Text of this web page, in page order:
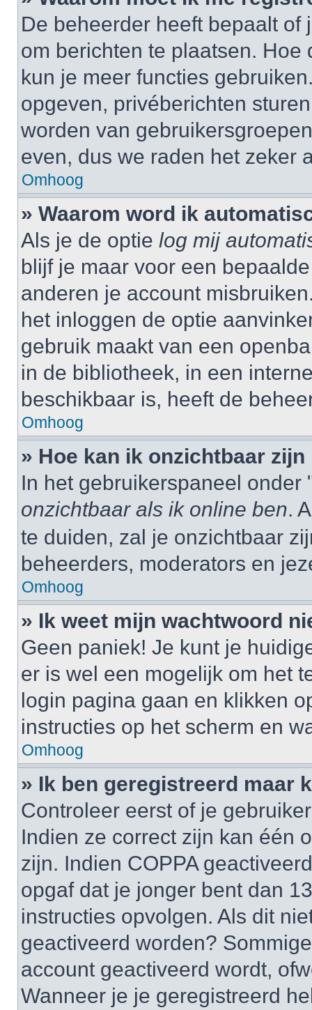
De beheerder heeft bepaalt
om berichten te plaatsen.
kun je meer functies
opgeven, privéberichten
worden van
even, dus we raden het zeker
Omhoog
» Waarom word ik
Als je de optie log mij
blijf je maar voor een
anderen je account
het inloggen de optie
gebruik maakt van een
in de bibliotheek, in een
beschikbaar is, heeft de
Omhoog
» Hoe kan ik onzichtbaar
In het gebruikerspaneel
onzichtbaar als ik online ben.
te duiden, zal je onzichtbaar
beheerders, moderators en
Omhoog
» Ik weet mijn wachtwoord
Geen paniek! Je kunt je
er is wel een mogelijk om het
login pagina gaan en klikken
instructies op het scherm en
Omhoog
» Ik ben geregistreerd maar
Controleer eerst of je
Indien ze correct zijn kan één
zijn. Indien COPPA
opgaf dat je jonger bent dan
instructies opvolgen. Als dit
geactiveerd worden?
account geactiveerd wordt,
Wanneer je je geregistreerd